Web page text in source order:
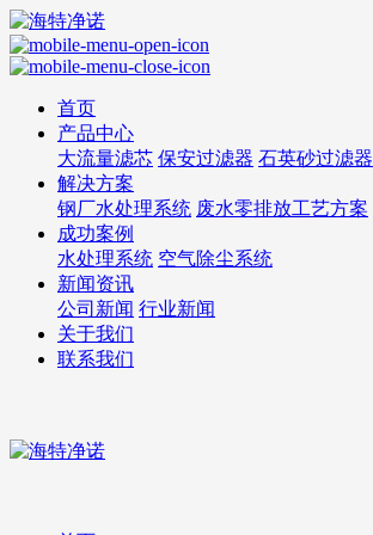
首页
产品中心
大流量滤芯 保安过滤器 石英砂过滤器
解决方案
钢厂水处理系统 废水零排放工艺方案
成功案例
水处理系统 空气除尘系统
新闻资讯
公司新闻 行业新闻
关于我们
联系我们